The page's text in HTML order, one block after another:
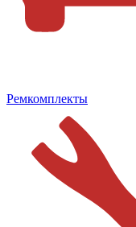
Ремкомплекты